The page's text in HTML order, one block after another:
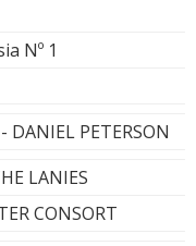
Nº 1
PETERSON
LANIES
CONSORT